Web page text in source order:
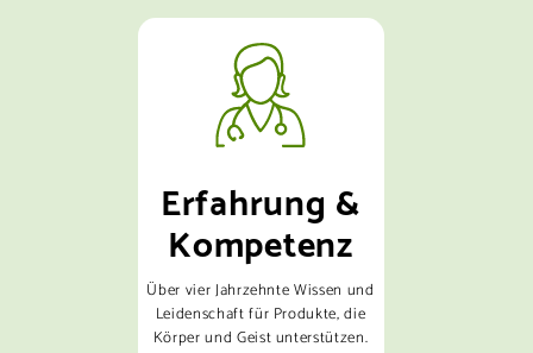
Erfahrung &
Kompetenz
Über vier Jahrzehnte Wissen und
Leidenschaft für Produkte, die
Körper und Geist unterstützen.